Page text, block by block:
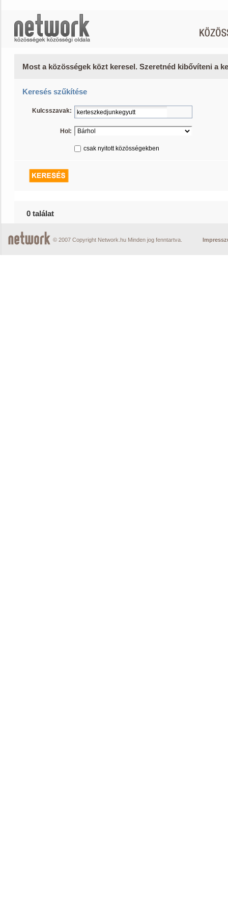
Most a közösségek közt keresel. Szeretnéd kibővíteni a
Keresés szűkítése
Kulcsszavak:
Hol:
csak nyitott közösségekben
0 találat
© 2007 Copyright Network.hu Minden jog fenntartva.